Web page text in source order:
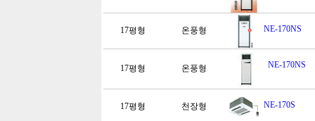
17평형 온풍형 NE-170NS
17평형 온풍형 NE-170NS
17평형 천장형 NE-170S